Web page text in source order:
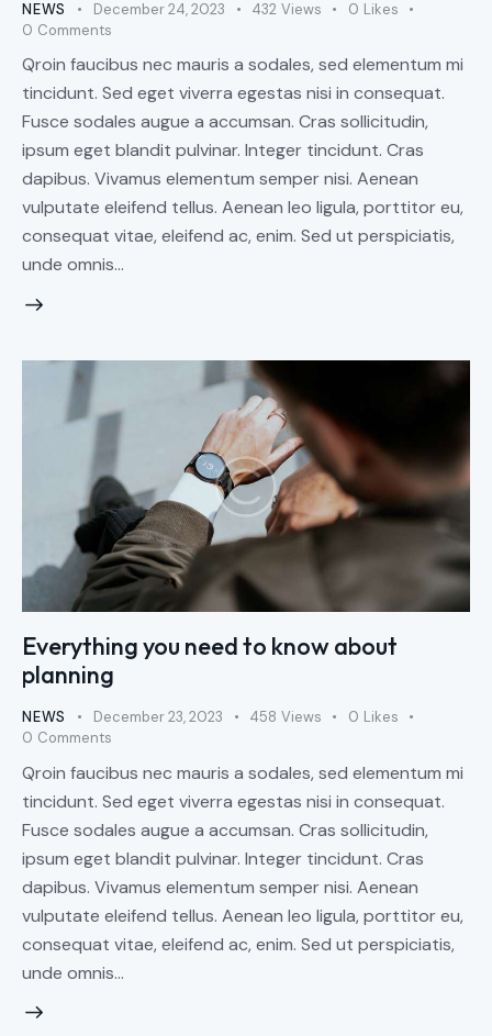
NEWS December 24, 2023 432 Views 0 Likes
0 Comments
Qroin faucibus nec mauris a sodales, sed elementum mi
tincidunt. Sed eget viverra egestas nisi in consequat.
Fusce sodales augue a accumsan. Cras sollicitudin,
ipsum eget blandit pulvinar. Integer tincidunt. Cras
dapibus. Vivamus elementum semper nisi. Aenean
vulputate eleifend tellus. Aenean leo ligula, porttitor eu,
consequat vitae, eleifend ac, enim. Sed ut perspiciatis,
unde omnis…
Everything you need to know about
planning
NEWS December 23, 2023 458 Views 0 Likes
0 Comments
Qroin faucibus nec mauris a sodales, sed elementum mi
tincidunt. Sed eget viverra egestas nisi in consequat.
Fusce sodales augue a accumsan. Cras sollicitudin,
ipsum eget blandit pulvinar. Integer tincidunt. Cras
dapibus. Vivamus elementum semper nisi. Aenean
vulputate eleifend tellus. Aenean leo ligula, porttitor eu,
consequat vitae, eleifend ac, enim. Sed ut perspiciatis,
unde omnis…